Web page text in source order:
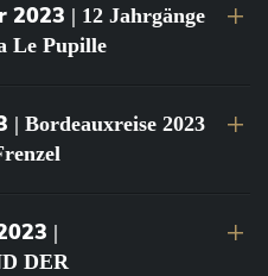
2023 | 12 Jahrgänge
Le Pupille
| Bordeauxreise 2023
|
DER